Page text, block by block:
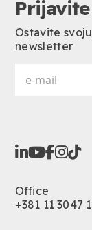
Prijavite
Ostavite
newsletter
Office
+381 11 3047